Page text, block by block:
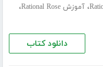
،آموزش Rational Rose ،
دانلود کتاب